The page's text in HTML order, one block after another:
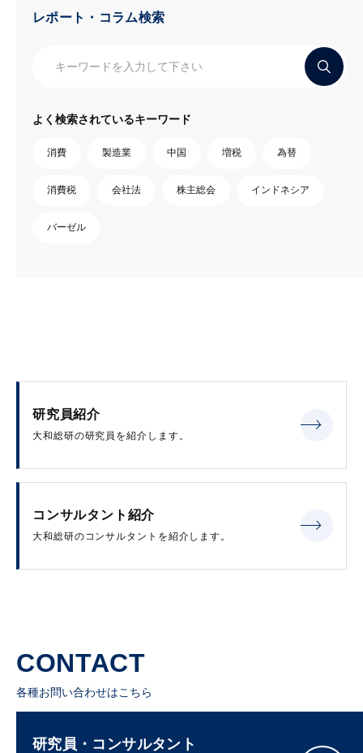
レポート・コラム検索
よく検索されているキーワード
消費 製造業 中国 増税 為替
消費税 会社法 株主総会 インドネシア
バーゼル
研究員紹介
大和総研の研究員を紹介します。
コンサルタント紹介
大和総研のコンサルタントを紹介します。
CONTACT
各種お問い合わせはこちら
研究員・コンサルタント